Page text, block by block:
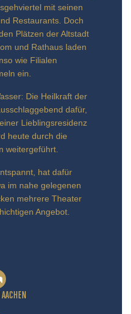
mit seinen
Restaurants. Doch
Plätzen der Altstadt
und Rathaus laden
wie Filialen
ein.
Die Heilkraft der
dafür,
Lieblingsresidenz
heute durch die
weitergeführt.
hat dafür
im nahe gelegenen
mehrere Theater
Angebot.